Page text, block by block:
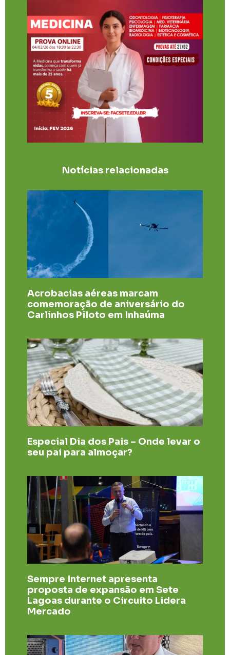
Notícias relacionadas
Acrobacias aéreas marcam
comemoração de aniversário do
Carlinhos Piloto em Inhaúma
Especial Dia dos Pais – Onde levar o
seu pai para almoçar?
Sempre Internet apresenta
proposta de expansão em Sete
Lagoas durante o Circuito Lidera
Mercado